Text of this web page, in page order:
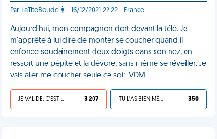
Par LaTiteBoude - 16/12/2021 22:22 - France
Aujourd'hui, mon compagnon dort devant la télé. Je
m'apprête à lui dire de monter se coucher quand il
enfonce soudainement deux doigts dans son nez, en
ressort une pépite et la dévore, sans même se réveiller. Je
vais aller me coucher seule ce soir. VDM
JE VALIDE, C'EST UNE VDM 3 207 TU L'AS BIEN MÉRITÉ 350